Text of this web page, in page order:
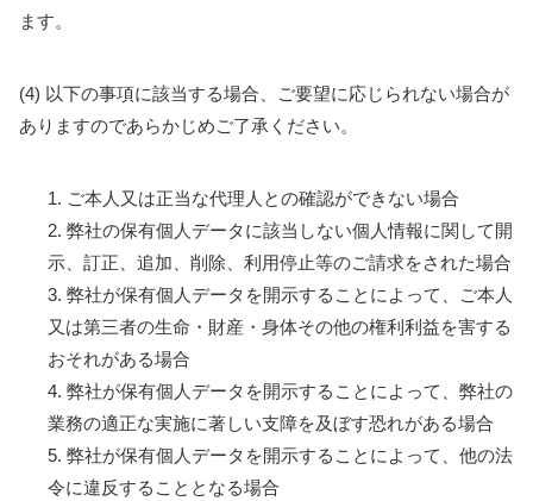
ます。
(4) 以下の事項に該当する場合、ご要望に応じられない場合が
ありますのであらかじめご了承ください。
1. ご本人又は正当な代理人との確認ができない場合
2. 弊社の保有個人データに該当しない個人情報に関して開
示、訂正、追加、削除、利用停止等のご請求をされた場合
3. 弊社が保有個人データを開示することによって、ご本人
又は第三者の生命・財産・身体その他の権利利益を害する
おそれがある場合
4. 弊社が保有個人データを開示することによって、弊社の
業務の適正な実施に著しい支障を及ぼす恐れがある場合
5. 弊社が保有個人データを開示することによって、他の法
令に違反することとなる場合